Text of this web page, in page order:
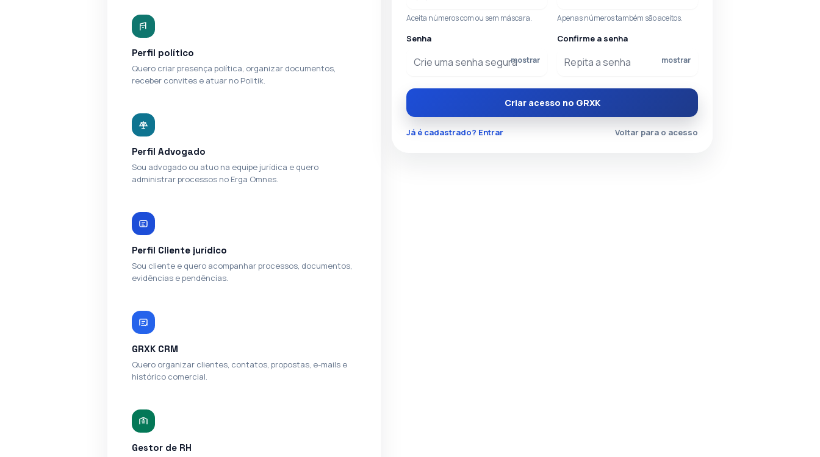
Perfil político
Quero criar presença política, organizar documentos,
receber convites e atuar no Politik.
Perfil Advogado
Sou advogado ou atuo na equipe jurídica e quero
administrar processos no Erga Omnes.
Perfil Cliente jurídico
Sou cliente e quero acompanhar processos, documentos,
evidências e pendências.
GRXK CRM
Quero organizar clientes, contatos, propostas, e-mails e
histórico comercial.
Gestor de RH
Aceita números com ou sem máscara. Apenas números também são aceitos.
Senha
mostrar
Confirme a senha
mostrar
Criar acesso no GRXK
Já é cadastrado? Entrar Voltar para o acesso